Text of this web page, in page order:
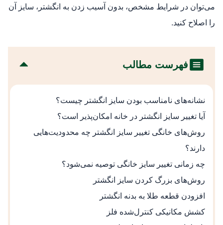
می‌توان در شرایط مشخص، بدون آسیب‌ زدن به انگشتر، سایز آن
را اصلاح کنید.
فهرست مطالب
نشانه‌های نامناسب بودن سایز انگشتر چیست؟
آیا تغییر سایز انگشتر در خانه امکان‌پذیر است؟
روش‌های خانگی تغییر سایز انگشتر چه محدودیت‌هایی
دارند؟
چه زمانی تغییر سایز خانگی توصیه نمی‌شود؟
روش‌های بزرگ کردن سایز انگشتر
افزودن قطعه طلا به بدنه انگشتر
کشش مکانیکی کنترل‌شده فلز